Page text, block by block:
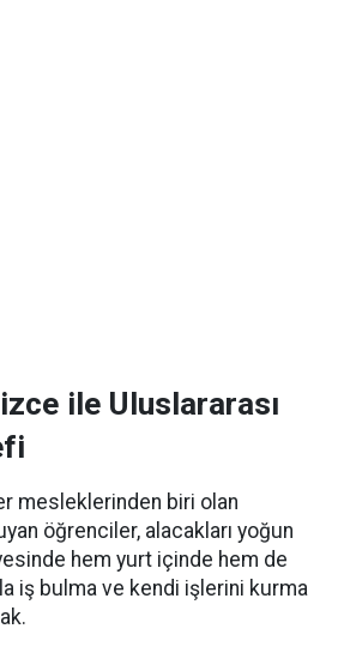
ile Uluslararası
mesleklerinden biri olan
öğrenciler, alacakları yoğun
hem yurt içinde hem de
iş bulma ve kendi işlerini kurma